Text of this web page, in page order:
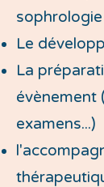
sophrologie
Le
La
évènement
examens...)